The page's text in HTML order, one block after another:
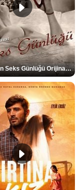
Bir Kadının Seks Günlüğü Orijinal Fragman